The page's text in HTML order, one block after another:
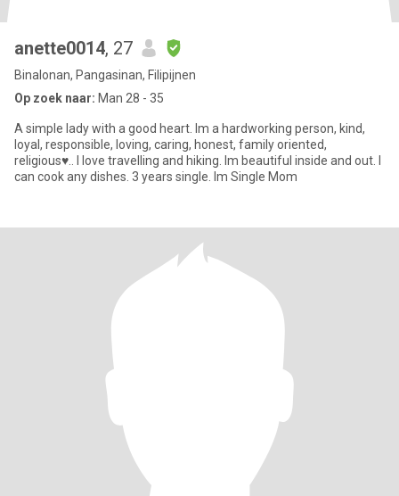
anette0014, 27
Binalonan, Pangasinan, Filipijnen
Op zoek naar: Man 28 - 35
A simple lady with a good heart. Im a hardworking person, kind,
loyal, responsible, loving, caring, honest, family oriented,
religious♥.. I love travelling and hiking. Im beautiful inside and out. I
can cook any dishes. 3 years single. Im Single Mom